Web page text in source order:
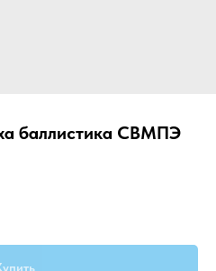
баллистика СВМПЭ